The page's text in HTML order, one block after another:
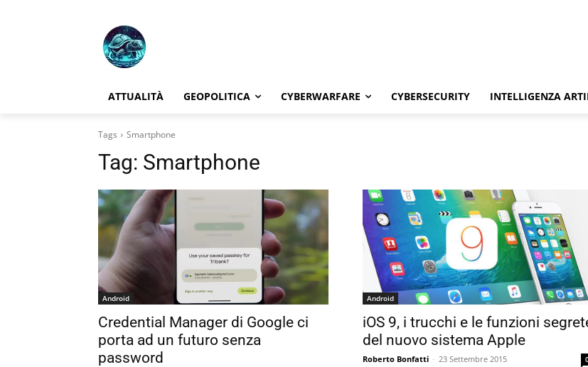
ATTUALITÀ GEOPOLITICA CYBERWARFARE CYBERSECURITY INTELLIGENZA
Tags Smartphone
Tag: Smartphone
Android
Credential Manager di Google ci
porta ad un futuro senza
password
Android
iOS 9, i trucchi e le funzioni
del nuovo sistema Apple
Roberto Bonfatti - 23 Settembre 2015